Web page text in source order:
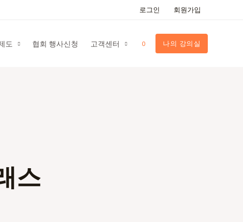
로그인 회원가입
도 협회 행사신청 고객센터 0 나의 강의실
스